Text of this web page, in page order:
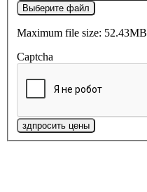
Выберите файл
Maximum file size: 52.43MB
Captcha
здпросить цены